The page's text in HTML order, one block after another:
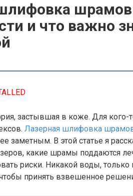
и что важно
застывшая в коже. Для кого-
Лазерная шлифовка
заметным. В этой статье я
какие шрамы поддаются
риски. Никакой воды, только
чтобы принять взвешенное